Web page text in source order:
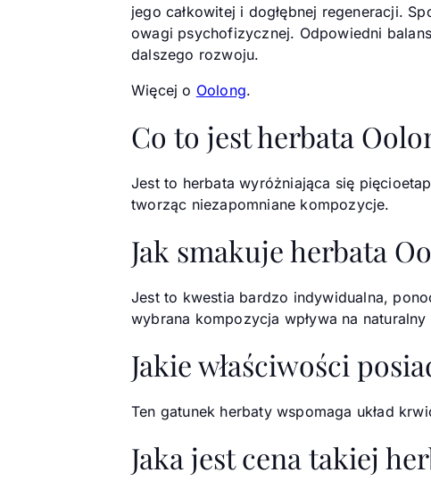
jego całkowitej i dogłębnej regeneracji.
owagi psychofizycznej. Odpowiedni
dalszego rozwoju.
Więcej o Oolong.
Co to jest herbata
Jest to herbata wyróżniająca się
tworząc niezapomniane kompozycje.
Jak smakuje herbata
Jest to kwestia bardzo indywidualna,
wybrana kompozycja wpływa na
Jakie właściwości
Ten gatunek herbaty wspomaga układ
Jaka jest cena takiej